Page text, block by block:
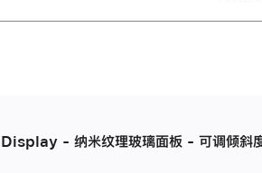
- 纳米纹理玻璃面板 - 可调倾斜